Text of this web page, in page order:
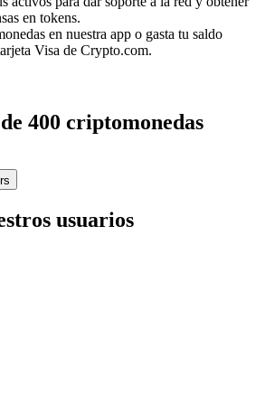
en tokens.
en nuestra app o gasta tu saldo
Visa de Crypto.com.
400 criptomonedas
usuarios